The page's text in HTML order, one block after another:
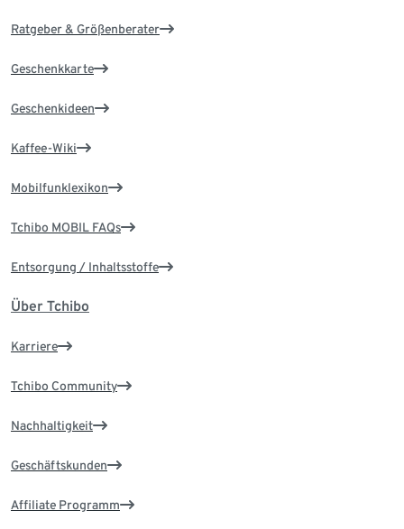
Ratgeber & Größenberater
Geschenkkarte
Geschenkideen
Kaffee-Wiki
Mobilfunklexikon
Tchibo MOBIL FAQs
Entsorgung / Inhaltsstoffe
Über Tchibo
Karriere
Tchibo Community
Nachhaltigkeit
Geschäftskunden
Affiliate Programm